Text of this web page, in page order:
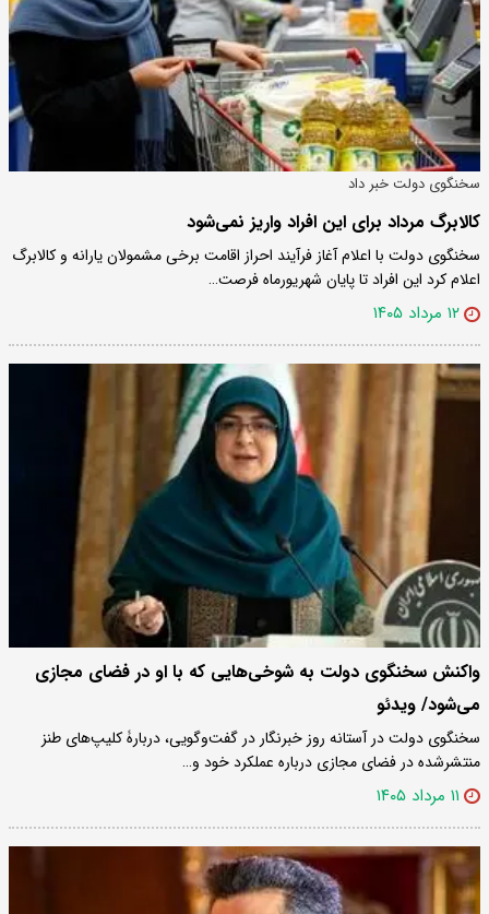
سخنگوی دولت خبر داد
کالابرگ مرداد برای این افراد واریز نمی‌شود
سخنگوی دولت با اعلام آغاز فرآیند احراز اقامت برخی مشمولان یارانه و کالابرگ
اعلام کرد این افراد تا پایان شهریورماه فرصت…
۱۲ مرداد ۱۴۰۵
واکنش سخنگوی دولت به شوخی‌هایی که با او در فضای مجازی
می‌شود/ ویدئو
سخنگوی دولت در آستانه روز خبرنگار در گفت‌وگویی، دربارۀ کلیپ‌های طنز
منتشرشده در فضای مجازی درباره عملکرد خود و…
۱۱ مرداد ۱۴۰۵